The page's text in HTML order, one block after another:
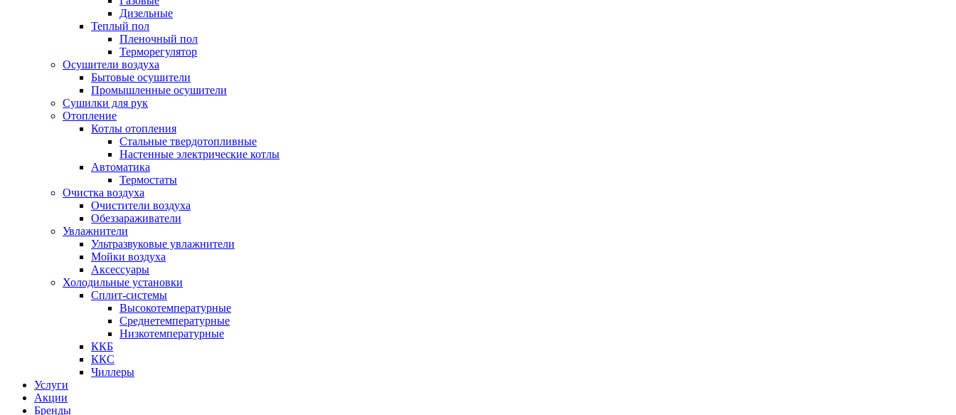
Дизельные
Теплый пол
Пленочный пол
Терморегулятор
Осушители воздуха
Бытовые осушители
Промышленные осушители
Сушилки для рук
Отопление
Котлы отопления
Стальные твердотопливные
Настенные электрические котлы
Автоматика
Термостаты
Очистка воздуха
Очистители воздуха
Обеззараживатели
Увлажнители
Ультразвуковые увлажнители
Мойки воздуха
Аксессуары
Холодильные установки
Сплит-системы
Высокотемпературные
Среднетемпературные
Низкотемпературные
ККБ
ККС
Чиллеры
Услуги
Акции
Бренды